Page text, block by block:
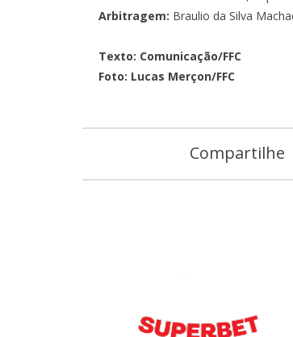
Arbitragem: Braulio da Silva
Texto: Comunicação/FFC
Foto: Lucas Merçon/FFC
Compartilhe